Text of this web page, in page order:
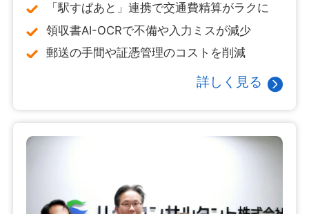
「駅すぱあと」連携で交通費精算がラクに
領収書AI-OCRで不備や入力ミスが減少
郵送の手間や証憑管理のコストを削減
詳しく見る